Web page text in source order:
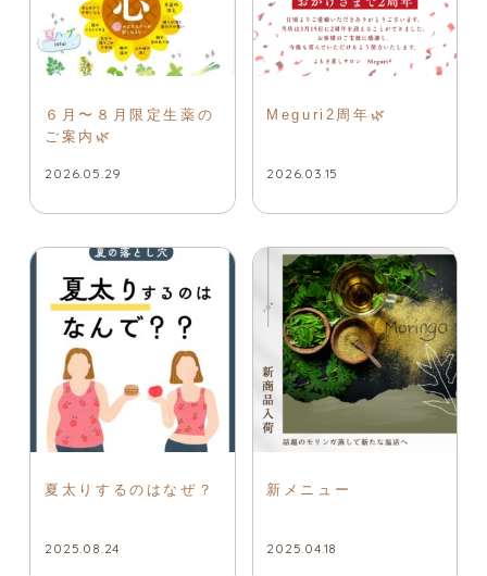
６月〜８月限定生薬の
ご案内🌿
2026.05.29
Meguri2周年🌿
2026.03.15
夏太りするのはなぜ？
2025.08.24
新メニュー
2025.04.18